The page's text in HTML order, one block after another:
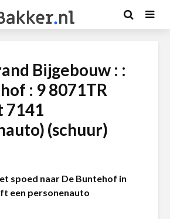
Bijgebouw : :
: 9 8071TR
7141
(schuur)
spoed naar De Buntehof in
een personenauto